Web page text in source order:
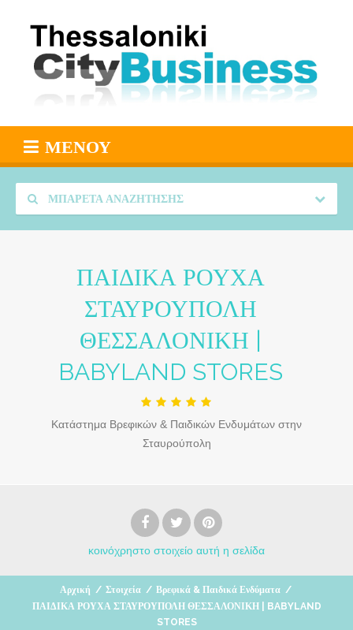
ΜΕΝΟΎ
ΜΠΑΡΈΤΑ ΑΝΑΖΉΤΗΣΗΣ
ΠΑΙΔΙΚΑ ΡΟΥΧΑ
ΣΤΑΥΡΟΥΠΟΛΗ
ΘΕΣΣΑΛΟΝΙΚΗ |
BABYLAND STORES
Κατάστημα Βρεφικών & Παιδικών Ενδυμάτων στην
Σταυρούπολη
κοινόχρηστο στοιχείο αυτή η σελίδα
Αρχική / Στοιχεία / Βρεφικά & Παιδικά Ενδύματα /
ΠΑΙΔΙΚΑ ΡΟΥΧΑ ΣΤΑΥΡΟΥΠΟΛΗ ΘΕΣΣΑΛΟΝΙΚΗ | BABYLAND
STORES